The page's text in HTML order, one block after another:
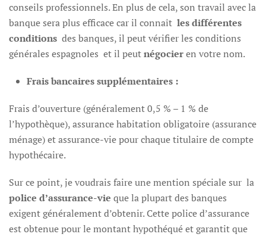
conseils professionnels. En plus de cela, son travail avec la
banque sera plus efficace car il connaît les différentes
conditions des banques, il peut vérifier les conditions
générales espagnoles et il peutnégocieren votre nom.
Frais bancaires supplémentaires :
Frais d’ouverture (généralement 0,5 % – 1 % de
l’hypothèque), assurance habitation obligatoire (assurance
ménage) et assurance-vie pour chaque titulaire de compte
hypothécaire.
Sur ce point, je voudrais faire une mention spéciale sur la
police d’assurance-vie que la plupart des banques
exigent généralement d’obtenir. Cette police d’assurance
est obtenue pour le montant hypothéqué et garantit que